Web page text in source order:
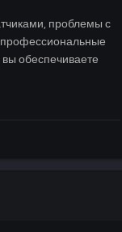
проблемы с
обеспечиваете